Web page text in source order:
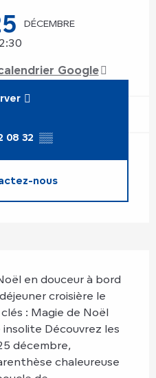
DÉCEMBRE
Google
08 32 ▒▒
nous
en douceur à bord
croisière le
: Magie de Noël
Découvrez les
décembre,
chaleureuse